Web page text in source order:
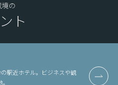
の
ト
駅近ホテル。ビジネスや観